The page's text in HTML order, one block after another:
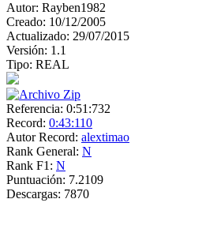
Autor: Rayben1982
Creado: 10/12/2005
Actualizado: 29/07/2015
Versión: 1.1
Tipo: REAL
Referencia: 0:51:732
Record: 0:43:110
Autor Record: alextimao
Rank General: N
Rank F1: N
Puntuación: 7.2109
Descargas: 7870